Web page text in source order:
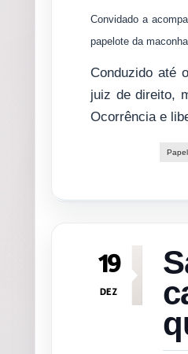
Convidado a
papelote da maconha
Conduzido até
juiz de direito,
Ocorrência e
19
DEZ